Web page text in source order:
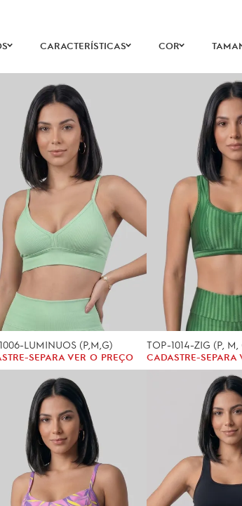
COR
CARACTERÍSTICAS
LUMINUOS (P,M,G)
SEPARA VER O PREÇO
TOP-1014-ZIG (P, M,
CADASTRE-SEPARA